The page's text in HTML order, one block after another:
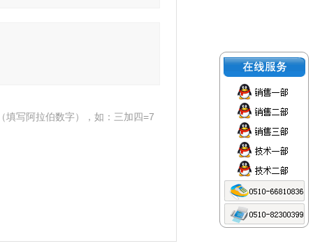
填写阿拉伯数字），如：三加四=7